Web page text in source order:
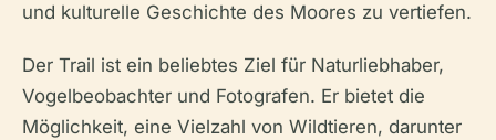
und kulturelle Geschichte des Moores zu vertiefen.
Der Trail ist ein beliebtes Ziel für Naturliebhaber,
Vogelbeobachter und Fotografen. Er bietet die
Möglichkeit, eine Vielzahl von Wildtieren, darunter